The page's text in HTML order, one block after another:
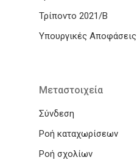
Τρίποντο 2021/Β
Υπουργικές Αποφάσεις
Μεταστοιχεία
Σύνδεση
Ροή καταχωρίσεων
Ροή σχολίων